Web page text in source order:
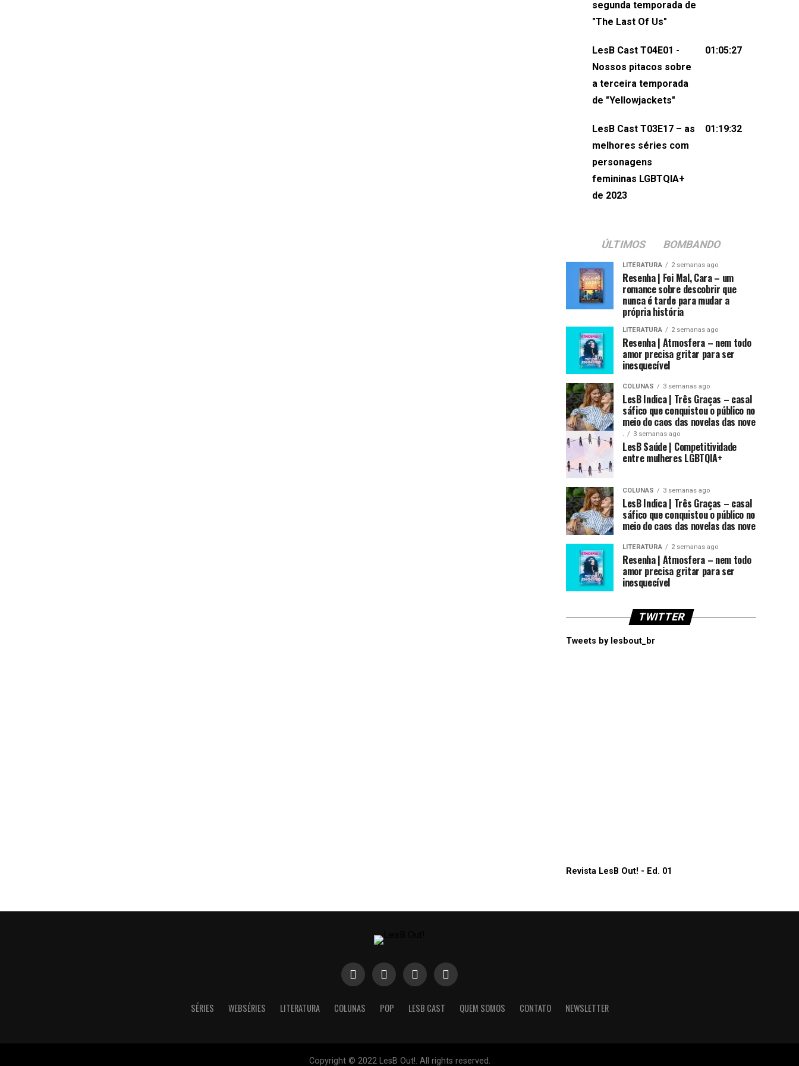
não esqueça de visitar nosso site e
sociais:Twitter: ⁠⁠⁠⁠@lesbout_br⁠⁠⁠⁠ Instagram:
do LesB Cast:Apresentação de
Karolen Passos
(⁠⁠⁠⁠⁠⁠@KarolenPassos⁠⁠⁠⁠⁠⁠)Participação de
Pollyelly FlorêncioEdição de Naiady
Machado
segunda temporada de
"The Last Of Us"
LesB Cast T04E01 -
Nossos pitacos sobre
a terceira temporada
de "Yellowjackets"
01:05:27
LesB Cast T03E17 – as
melhores séries com
personagens
femininas LGBTQIA+
de 2023
01:19:32
ÚLTIMOS BOMBANDO
LITERATURA 2 semanas ago
Resenha | Foi Mal, Cara – um
romance sobre descobrir que
nunca é tarde para mudar a
própria história
LITERATURA 2 semanas ago
Resenha | Atmosfera – nem todo
amor precisa gritar para ser
inesquecível
COLUNAS 3 semanas ago
LesB Indica | Três Graças – casal
sáfico que conquistou o público no
meio do caos das novelas das nove
. 3 semanas ago
LesB Saúde | Competitividade
entre mulheres LGBTQIA+
COLUNAS 3 semanas ago
LesB Indica | Três Graças – casal
sáfico que conquistou o público no
meio do caos das novelas das nove
LITERATURA 2 semanas ago
Resenha | Atmosfera – nem todo
amor precisa gritar para ser
inesquecível
TWITTER
Tweets by lesbout_br
Revista LesB Out! - Ed. 01
SÉRIES WEBSÉRIES LITERATURA COLUNAS POP LESB CAST QUEM SOMOS CONTATO NEWSLETTER
Copyright © 2022 LesB Out!. All rights reserved.